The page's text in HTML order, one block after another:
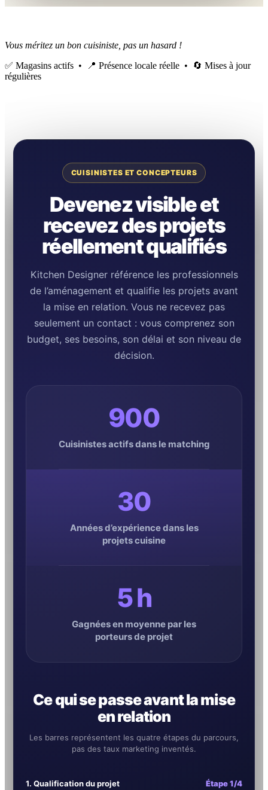
Vous méritez un bon cuisiniste, pas un hasard !
✅ Magasins actifs • 📍 Présence locale réelle • 🔄 Mises à jour
régulières
CUISINISTES ET CONCEPTEURS
Devenez visible et
recevez des projets
réellement qualifiés
Kitchen Designer référence les professionnels
de l’aménagement et qualifie les projets avant
la mise en relation. Vous ne recevez pas
seulement un contact : vous comprenez son
budget, ses besoins, son délai et son niveau de
décision.
900
Cuisinistes actifs dans le matching
30
Années d’expérience dans les
projets cuisine
5 h
Gagnées en moyenne par les
porteurs de projet
Ce qui se passe avant la mise
en relation
Les barres représentent les quatre étapes du parcours,
pas des taux marketing inventés.
1. Qualification du projet Étape 1/4